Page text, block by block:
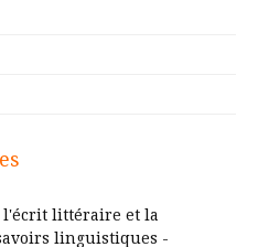
l'écrit littéraire et la
linguistiques -